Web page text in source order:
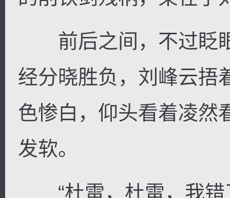
前后之间，不过眨
经分晓胜负，刘峰云捂
色惨白，仰头看着凌然
发软。
“杜雷，杜雷，我错